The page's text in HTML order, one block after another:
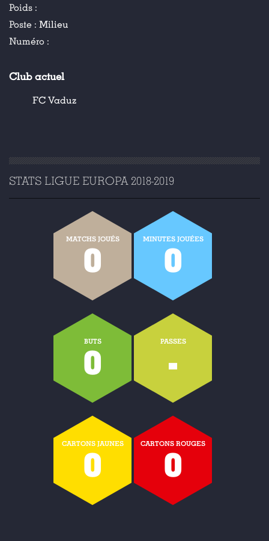
Poids :
Poste : Milieu
Numéro :
Club actuel
FC Vaduz
STATS LIGUE EUROPA 2018-2019
MATCHS JOUÉS
0
MINUTES JOUÉES
0
BUTS
0
PASSES
-
CARTONS JAUNES
0
CARTONS ROUGES
0